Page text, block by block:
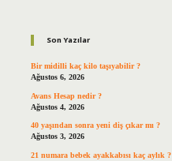
Son Yazılar
Bir midilli kaç kilo taşıyabilir ?
Ağustos 6, 2026
Avans Hesap nedir ?
Ağustos 4, 2026
40 yaşından sonra yeni diş çıkar mı ?
Ağustos 3, 2026
21 numara bebek ayakkabısı kaç aylık ?